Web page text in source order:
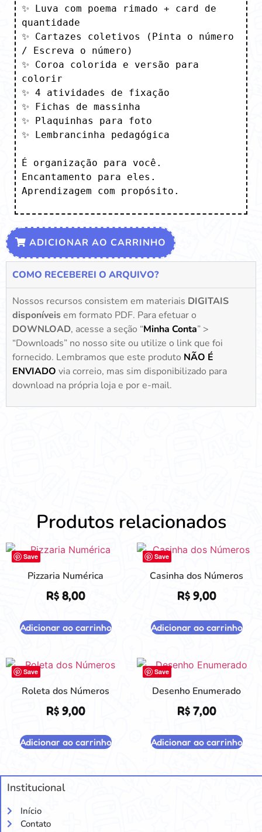
✨ Luva com poema rimado + card de
quantidade
✨ Cartazes coletivos (Pinta o número
/ Escreva o número)
✨ Coroa colorida e versão para
colorir
✨ 4 atividades de fixação
✨ Fichas de massinha
✨ Plaquinhas para foto
✨ Lembrancinha pedagógica
É organização para você.
Encantamento para eles.
Aprendizagem com propósito.
ADICIONAR AO CARRINHO
COMO RECEBEREI O ARQUIVO?
Nossos recursos consistem em materiais DIGITAIS
disponíveisem formato PDF. Para efetuar o
DOWNLOAD, acesse a seção “Minha Conta” >
“Downloads” no nosso site ou utilize o link que foi
fornecido. Lembramos que este produto NÃO É
ENVIADO via correio, mas sim disponibilizado para
download na própria loja e por e-mail.
Produtos relacionados
Save
Pizzaria Numérica
R$8,00
Adicionar ao carrinho
Save
Casinha dos Números
R$9,00
Adicionar ao carrinho
Save
Roleta dos Números
R$9,00
Adicionar ao carrinho
Save
Desenho Enumerado
R$7,00
Adicionar ao carrinho
Institucional
Início
Contato